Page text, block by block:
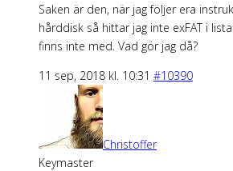
Saken är den, när jag följer era
hårddisk så hittar jag inte exFAT i
finns inte med. Vad gör jag då?
11 sep, 2018 kl. 10:31 #10390
Christoffer
Keymaster